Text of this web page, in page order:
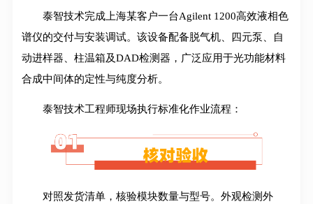
泰智技术完成上海某客户一台Agilent 1200高效液相色
谱仪的交付与安装调试。该设备配备脱气机、四元泵、自
动进样器、柱温箱及DAD检测器，广泛应用于光功能材料
合成中间体的定性与纯度分析。
泰智技术工程师现场执行标准化作业流程：
对照发货清单，核验模块数量与型号。外观检测外